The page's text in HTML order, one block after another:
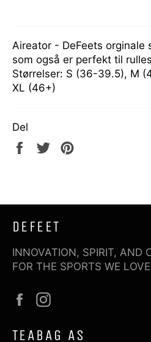
Aireator - DeFeets orginale
som også er perfekt til
Størrelser: S (36-39.5), M
XL (46+)
Del
Del
Tweet
DEFEET
INNOVATION, SPIRIT, AND
FOR THE SPORTS WE LOVE
Facebook
TEABAG AS